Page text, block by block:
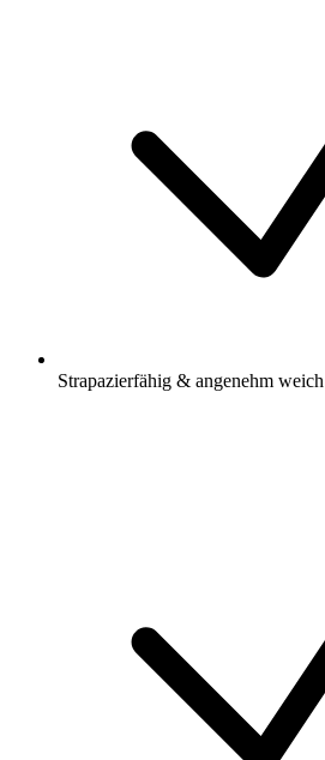
Strapazierfähig & angenehm weich